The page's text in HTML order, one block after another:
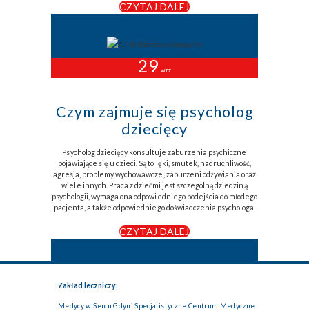
CZYTAJ DALEJ
29 wrz
Czym zajmuje się psycholog
dziecięcy
Psycholog dziecięcy konsultuje zaburzenia psychiczne
pojawiające się u dzieci. Są to lęki, smutek, nadruchliwość,
agresja, problemy wychowawcze, zaburzeni odżywiania oraz
wiele innych. Praca z dziećmi jest szczególną dziedziną
psychologii, wymaga ona odpowiedniego podejścia do młodego
pacjenta, a także odpowiedniego doświadczenia psychologa.
CZYTAJ DALEJ
Zakład leczniczy:
Medycy w Sercu Gdyni Specjalistyczne Centrum Medyczne